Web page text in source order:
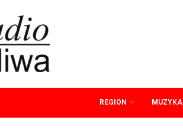
REGION MUZYKA